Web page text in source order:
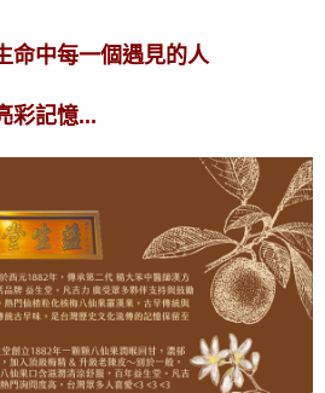
命中每一個遇見的人
彩記憶...